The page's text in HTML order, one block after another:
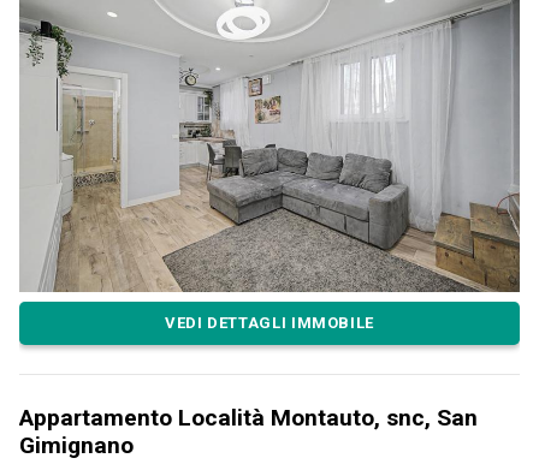
VEDI DETTAGLI IMMOBILE
Appartamento Località Montauto, snc, San
Gimignano